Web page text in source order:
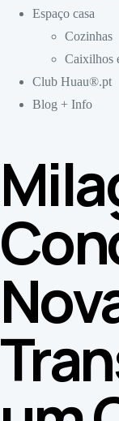
Espaço casa
Cozinhas
Caixilhos
Club Huau®.pt
Blog + Info